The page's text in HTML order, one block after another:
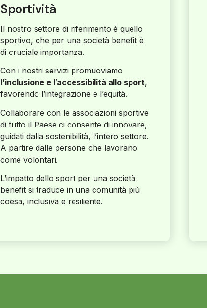
Sportività
Il nostro settore di riferimento è quello
sportivo, che per una società benefit è
di cruciale importanza.
Con i nostri servizi promuoviamo
l’inclusione e l’accessibilità allo sport,
favorendo l’integrazione e l’equità.
Collaborare con le associazioni sportive
di tutto il Paese ci consente di innovare,
guidati dalla sostenibilità, l’intero settore.
A partire dalle persone che lavorano
come volontari.
L’impatto dello sport per una società
benefit si traduce in una comunità più
coesa, inclusiva e resiliente.